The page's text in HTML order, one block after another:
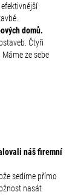
domů.
Čtyři
ze sebe
náš firemní
sedíme přímo
nasát